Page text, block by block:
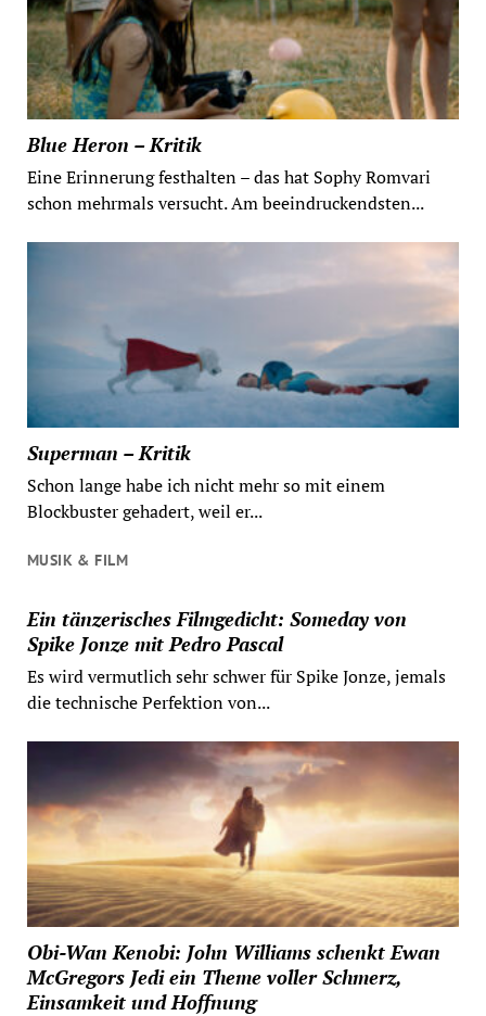
Blue Heron – Kritik
Eine Erinnerung festhalten – das hat Sophy Romvari
schon mehrmals versucht. Am beeindruckendsten...
Superman – Kritik
Schon lange habe ich nicht mehr so mit einem
Blockbuster gehadert, weil er...
MUSIK & FILM
Ein tänzerisches Filmgedicht: Someday von
Spike Jonze mit Pedro Pascal
Es wird vermutlich sehr schwer für Spike Jonze, jemals
die technische Perfektion von...
Obi-Wan Kenobi: John Williams schenkt Ewan
McGregors Jedi ein Theme voller Schmerz,
Einsamkeit und Hoffnung